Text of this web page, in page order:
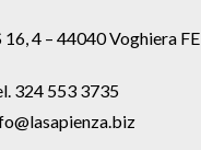
16, 4 – 44040 Voghiera FE
324 553 3735